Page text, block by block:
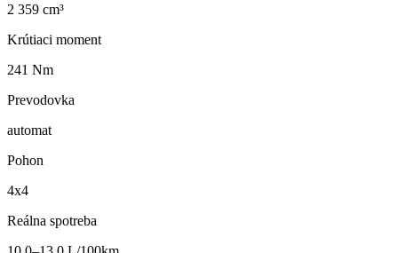
2 359 cm³
Krútiaci moment
241 Nm
Prevodovka
automat
Pohon
4x4
Reálna spotreba